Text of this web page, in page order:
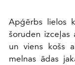
Apģērbs lielos
šoruden izceļas
un viens košs
melnas ādas